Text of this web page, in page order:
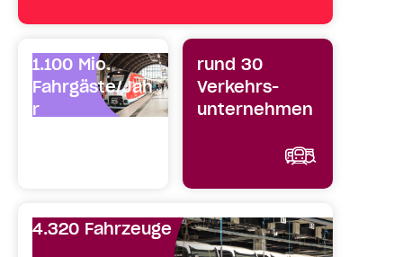
1.100 Mio.
Fahrgäste/Jah
r
4.320 Fahrzeuge
rund 30
Verkehrs­
unternehmen